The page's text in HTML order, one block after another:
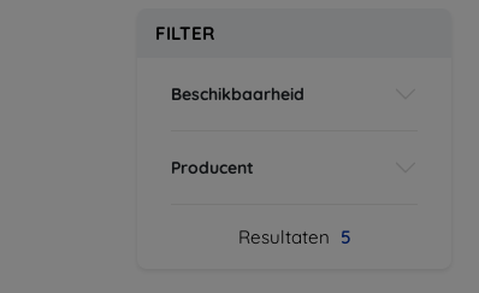
FILTER
Beschikbaarheid
Producent
Resultaten 5